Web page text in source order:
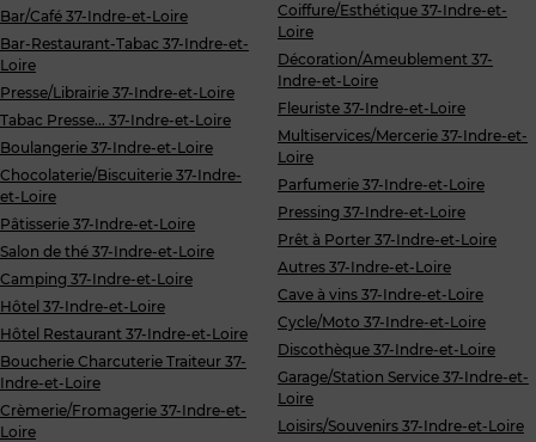
Bar/Café 37-Indre-et-Loire
Bar-Restaurant-Tabac 37-Indre-et-
Loire
Presse/Librairie 37-Indre-et-Loire
Tabac Presse... 37-Indre-et-Loire
Boulangerie 37-Indre-et-Loire
Chocolaterie/Biscuiterie 37-Indre-
et-Loire
Pâtisserie 37-Indre-et-Loire
Salon de thé 37-Indre-et-Loire
Camping 37-Indre-et-Loire
Hôtel 37-Indre-et-Loire
Hôtel Restaurant 37-Indre-et-Loire
Boucherie Charcuterie Traiteur 37-
Indre-et-Loire
Crèmerie/Fromagerie 37-Indre-et-
Loire
Coiffure/Esthétique 37-Indre-et-
Loire
Décoration/Ameublement 37-
Indre-et-Loire
Fleuriste 37-Indre-et-Loire
Multiservices/Mercerie 37-Indre-et-
Loire
Parfumerie 37-Indre-et-Loire
Pressing 37-Indre-et-Loire
Prêt à Porter 37-Indre-et-Loire
Autres 37-Indre-et-Loire
Cave à vins 37-Indre-et-Loire
Cycle/Moto 37-Indre-et-Loire
Discothèque 37-Indre-et-Loire
Garage/Station Service 37-Indre-et-
Loire
Loisirs/Souvenirs 37-Indre-et-Loire